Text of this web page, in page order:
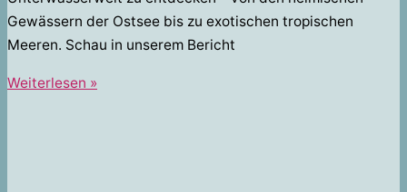
Gewässern der Ostsee bis zu exotischen tropischen
Meeren. Schau in unserem Bericht
Aquarium
Weiterlesen »